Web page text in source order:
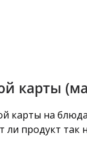
карты
на
продукт